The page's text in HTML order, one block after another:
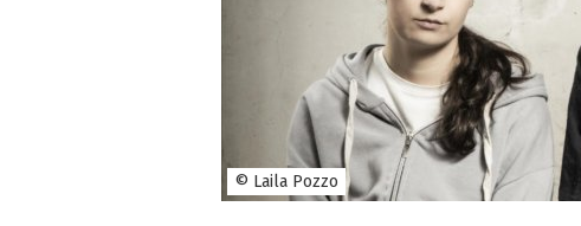
© Laila Pozzo